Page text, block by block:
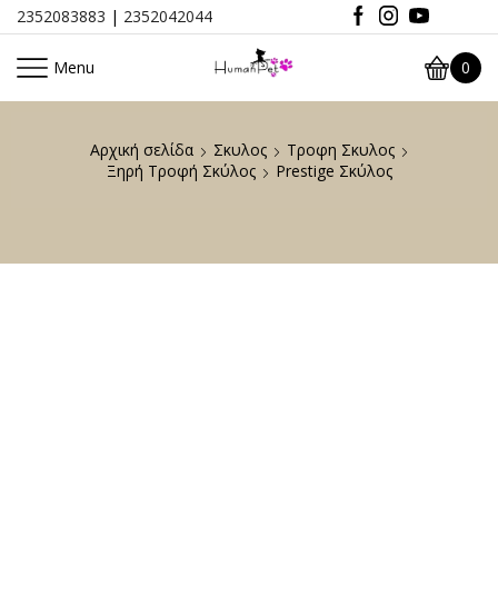
2352083883 | 2352042044
Menu 0
Αρχική σελίδα Σκυλος
Τροφη Σκυλος
Ξηρή Τροφή Σκύλος
Prestige Σκύλος